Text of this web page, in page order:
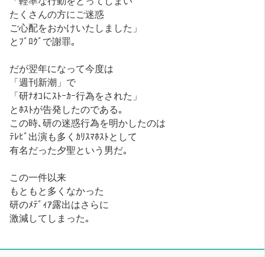
たくさんの方にご迷惑
ご心配をおかけいたしました」
とﾌﾞﾛｸﾞで謝罪｡
だが翌年になって今度は
「週刊新潮」で
「研ﾅｵｺにｽﾄｰｶｰ行為をされた」
とﾎｽﾄが告発したのである｡
この時､研の迷惑行為を明かしたのは
ﾃﾚﾋﾞ出演も多くｶﾘｽﾏﾎｽﾄとして
有名だった夕聖という男だ｡
この一件以来
もともと多くなかった
研のﾒﾃﾞｨｱ露出はさらに
激減してしまった｡